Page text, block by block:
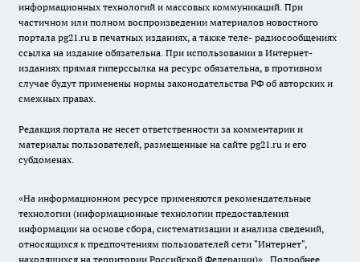
информационных технологий и массовых коммуникаций. При
частичном или полном воспроизведении материалов новостного
портала pg21.ru в печатных изданиях, а также теле- радиосообщениях
ссылка на издание обязательна. При использовании в Интернет-
изданиях прямая гиперссылка на ресурс обязательна, в противном
случае будут применены нормы законодательства РФ об авторских и
смежных правах.
Редакция портала не несет ответственности за комментарии и
материалы пользователей, размещенные на сайте pg21.ru и его
субдоменах.
«На информационном ресурсе применяются рекомендательные
технологии (информационные технологии предоставления
информации на основе сбора, систематизации и анализа сведений,
относящихся к предпочтениям пользователей сети "Интернет",
находящихся на территории Российской Федерации)». Подробнее